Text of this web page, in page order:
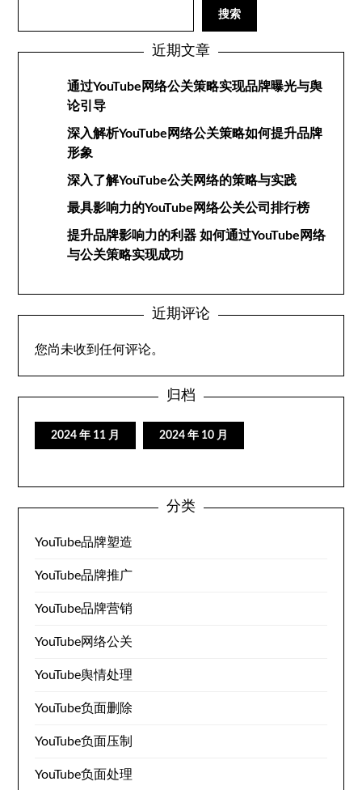
搜索
近期文章
通过YouTube网络公关策略实现品牌曝光与舆
论引导
深入解析YouTube网络公关策略如何提升品牌
形象
深入了解YouTube公关网络的策略与实践
最具影响力的YouTube网络公关公司排行榜
提升品牌影响力的利器 如何通过YouTube网络
与公关策略实现成功
近期评论
您尚未收到任何评论。
归档
2024 年 11 月 2024 年 10 月
分类
YouTube品牌塑造
YouTube品牌推广
YouTube品牌营销
YouTube网络公关
YouTube舆情处理
YouTube负面删除
YouTube负面压制
YouTube负面处理